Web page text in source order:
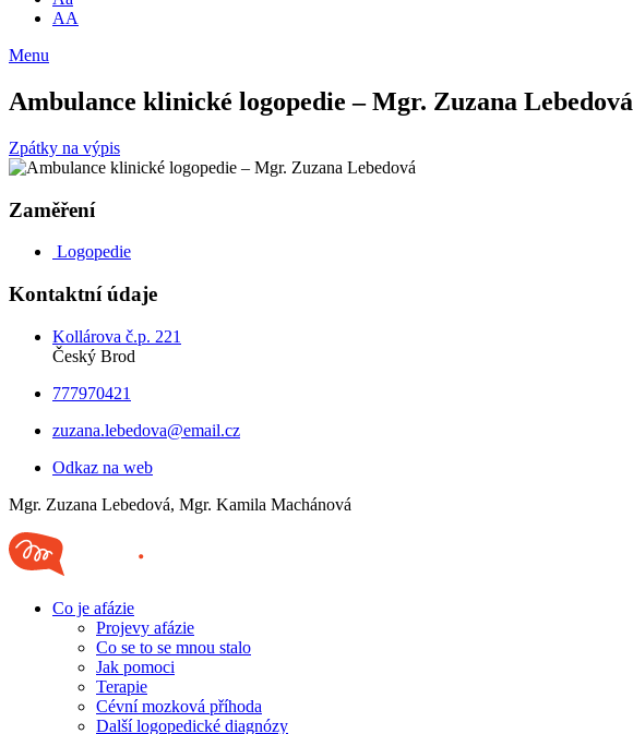
AA
Menu
Ambulance klinické logopedie – Mgr. Zuzana Lebedová
Zpátky na výpis
Zaměření
Logopedie
Kontaktní údaje
Kollárova č.p. 221
Český Brod
777970421
zuzana.lebedova@email.cz
Odkaz na web
Mgr. Zuzana Lebedová, Mgr. Kamila Machánová
Co je afázie
Projevy afázie
Co se to se mnou stalo
Jak pomoci
Terapie
Cévní mozková příhoda
Další logopedické diagnózy